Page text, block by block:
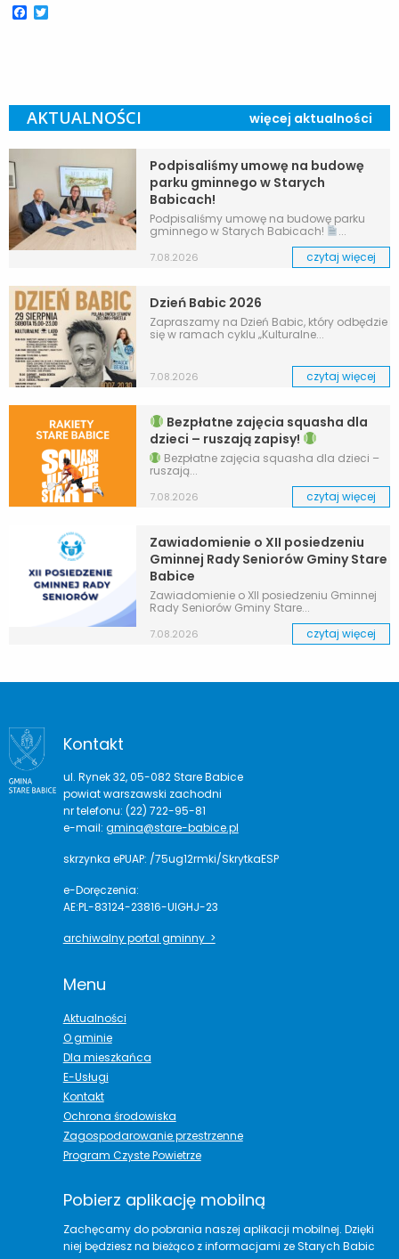
Facebook
AKTUALNOŚCI więcej aktualności
Podpisaliśmy umowę na budowę
parku gminnego w Starych
Babicach!
Podpisaliśmy umowę na budowę parku
gminnego w Starych Babicach!
...
7.08.2026 czytaj więcej
Dzień Babic 2026
Zapraszamy na Dzień Babic, który odbędzie
się w ramach cyklu „Kulturalne...
7.08.2026 czytaj więcej
Bezpłatne zajęcia squasha dla
dzieci – ruszają zapisy!
Bezpłatne zajęcia squasha dla dzieci –
ruszają...
7.08.2026 czytaj więcej
Zawiadomienie o XII posiedzeniu
Gminnej Rady Seniorów Gminy Stare
Babice
Zawiadomienie o XII posiedzeniu Gminnej
Rady Seniorów Gminy Stare...
7.08.2026 czytaj więcej
Kontakt
ul. Rynek 32, 05-082 Stare Babice
powiat warszawski zachodni
nr telefonu: (22) 722-95-81
e-mail: gmina@stare-babice.pl
skrzynka ePUAP: /75ug12rmki/SkrytkaESP
e-Doręczenia:
AE:PL-83124-23816-UIGHJ-23
archiwalny portal gminny >
Menu
Aktualności
O gminie
Dla mieszkańca
E-Usługi
Kontakt
Ochrona środowiska
Zagospodarowanie przestrzenne
Program Czyste Powietrze
Pobierz aplikację mobilną
Zachęcamy do pobrania naszej aplikacji mobilnej. Dzięki
niej będziesz na bieżąco z informacjami ze Starych Babic